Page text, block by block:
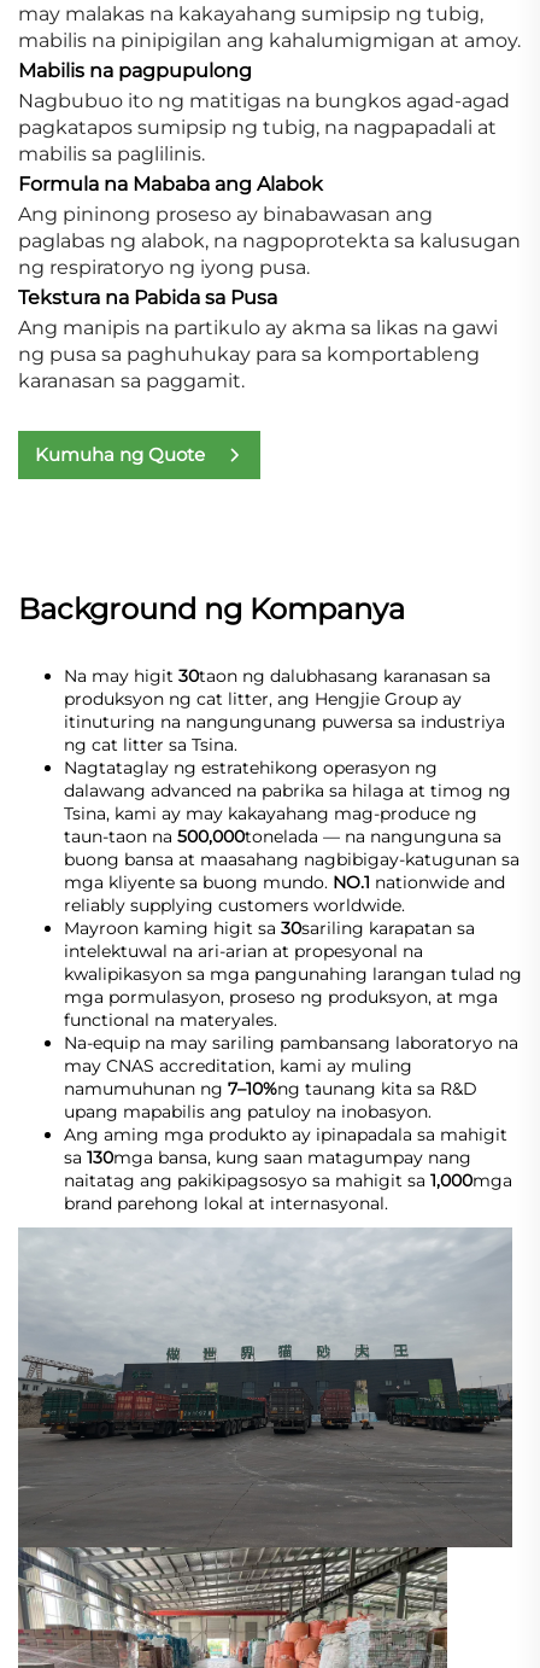
may malakas na kakayahang sumipsip ng tubig,
mabilis na pinipigilan ang kahalumigmigan at amoy.
Mabilis na pagpupulong
Nagbubuo ito ng matitigas na bungkos agad-agad
pagkatapos sumipsip ng tubig, na nagpapadali at
mabilis sa paglilinis.
Formula na Mababa ang Alabok
Ang pininong proseso ay binabawasan ang
paglabas ng alabok, na nagpoprotekta sa kalusugan
ng respiratoryo ng iyong pusa.
Tekstura na Pabida sa Pusa
Ang manipis na partikulo ay akma sa likas na gawi
ng pusa sa paghuhukay para sa komportableng
karanasan sa paggamit.
Kumuha ng Quote
Background ng Kompanya
Na may higit 30taon ng dalubhasang karanasan sa
produksyon ng cat litter, ang Hengjie Group ay
itinuturing na nangungunang puwersa sa industriya
ng cat litter sa Tsina.
Nagtataglay ng estratehikong operasyon ng
dalawang advanced na pabrika sa hilaga at timog ng
Tsina, kami ay may kakayahang mag-produce ng
taun-taon na 500,000tonelada — na nangunguna sa
buong bansa at maasahang nagbibigay-katugunan sa
mga kliyente sa buong mundo. NO.1 nationwide and
reliably supplying customers worldwide.
Mayroon kaming higit sa 30sariling karapatan sa
intelektuwal na ari-arian at propesyonal na
kwalipikasyon sa mga pangunahing larangan tulad ng
mga pormulasyon, proseso ng produksyon, at mga
functional na materyales.
Na-equip na may sariling pambansang laboratoryo na
may CNAS accreditation, kami ay muling
namumuhunan ng 7–10%ng taunang kita sa R&D
upang mapabilis ang patuloy na inobasyon.
Ang aming mga produkto ay ipinapadala sa mahigit
sa 130mga bansa, kung saan matagumpay nang
naitatag ang pakikipagsosyo sa mahigit sa 1,000mga
brand parehong lokal at internasyonal.